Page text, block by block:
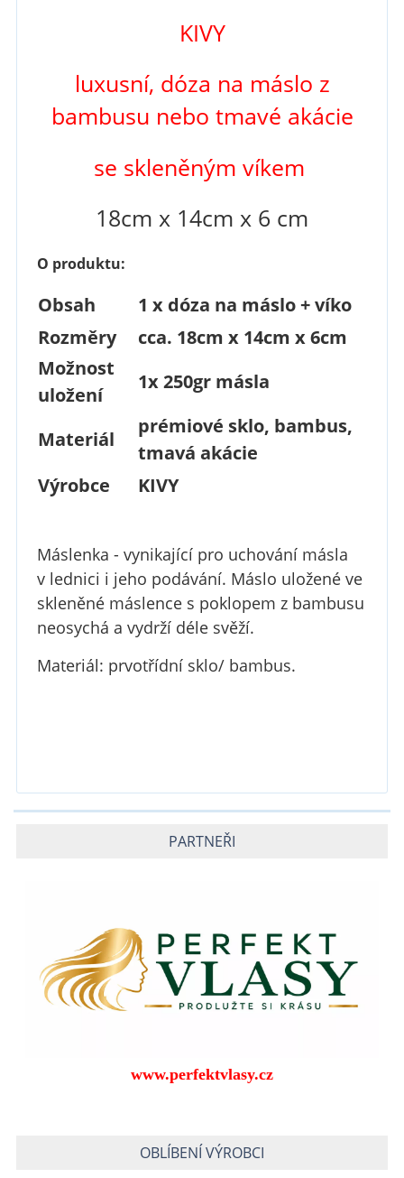
KIVY
luxusní, dóza na máslo z
bambusu nebo tmavé akácie
se skleněným víkem
18cm x 14cm x 6 cm
O produktu:
Obsah
1 x dóza na máslo + víko
Rozměry
cca. 18cm x 14cm x 6cm
Možnost
uložení
1x 250gr másla
Materiál
prémiové sklo, bambus,
tmavá akácie
Výrobce
KIVY
Máslenka - vynikající pro uchování másla
v lednici i jeho podávání. Máslo uložené ve
skleněné máslence s poklopem z bambusu
neosychá a vydrží déle svěží.
Materiál: prvotřídní sklo/ bambus.
PARTNEŘI
www.perfektvlasy.cz
OBLÍBENÍ VÝROBCI